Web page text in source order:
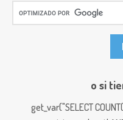
o si
get_var("SELECT